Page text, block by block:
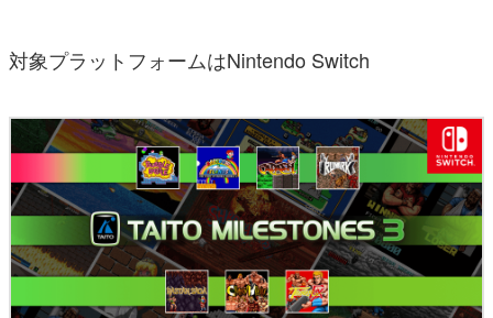
運営：株式会社マレ
対象プラットフォームはNintendo Switch